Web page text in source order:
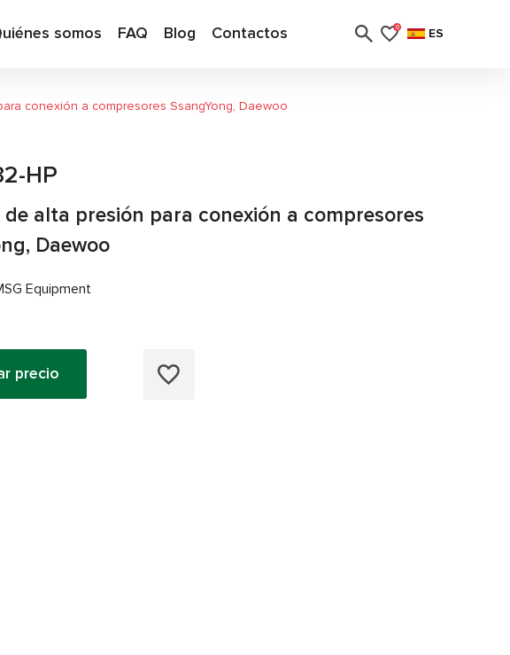
somos FAQ Blog Contactos 0 ES
conexión a compresores SsangYong, Daewoo
HP
alta presión para conexión a compresores
Daewoo
Equipment
precio